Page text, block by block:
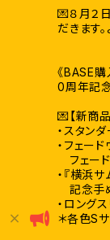
💌８月２
だきます
《BASE
0周年記念
💌【新商
・スタン
・フェー
フェー
・『横浜
記念手
・ロング
＊各色S